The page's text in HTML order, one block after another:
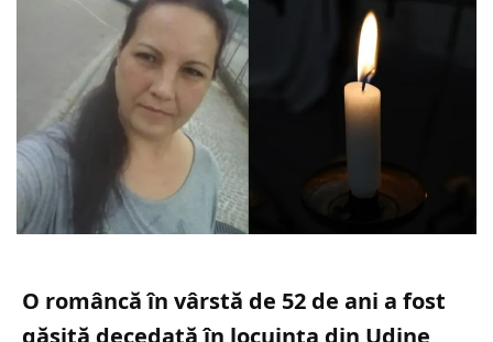
O româncă în vârstă de 52 de ani a fost